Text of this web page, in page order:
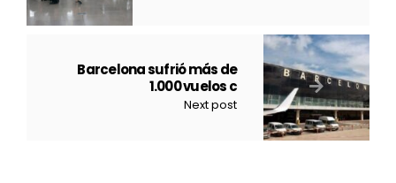
Barcelona sufrió más de
1.000 vuelos c
Next post